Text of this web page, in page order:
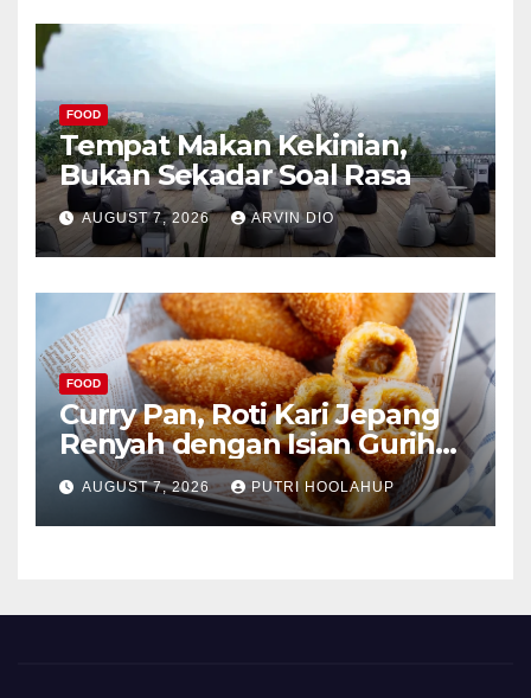
FOOD
Tempat Makan Kekinian,
Bukan Sekadar Soal Rasa
AUGUST 7, 2026 ARVIN DIO
FOOD
Curry Pan, Roti Kari Jepang
Renyah dengan Isian Gurih
Menggoda
AUGUST 7, 2026 PUTRI HOOLAHUP